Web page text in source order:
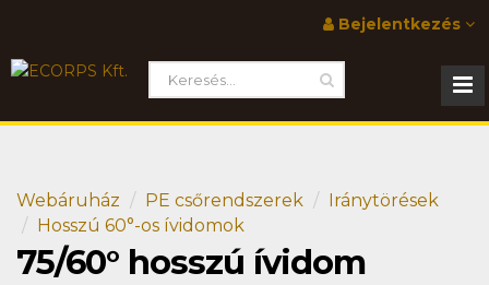
Bejelentkezés
Webáruház PE csőrendszerek
Iránytörések
Hosszú 60°-os ívidomok
75/60° hosszú ívidom